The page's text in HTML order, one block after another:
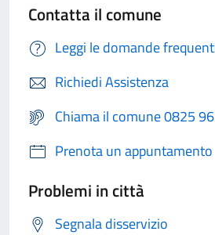
Contatta il comune
Leggi le domande
Richiedi Assistenza
Chiama il comune 0825
Prenota un appuntamento
Problemi in città
Segnala disservizio